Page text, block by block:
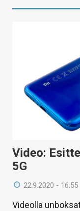
Video:
5G
22.9.2020 - 16:55
Videolla